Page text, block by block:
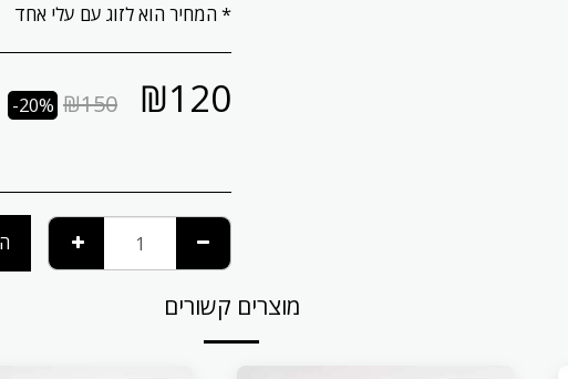
* המחיר הוא לזוג עם עלי אחד
₪120
₪150
-20%
מוצרים קשורים